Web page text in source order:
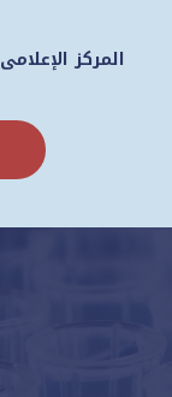
المركز الإعلامى